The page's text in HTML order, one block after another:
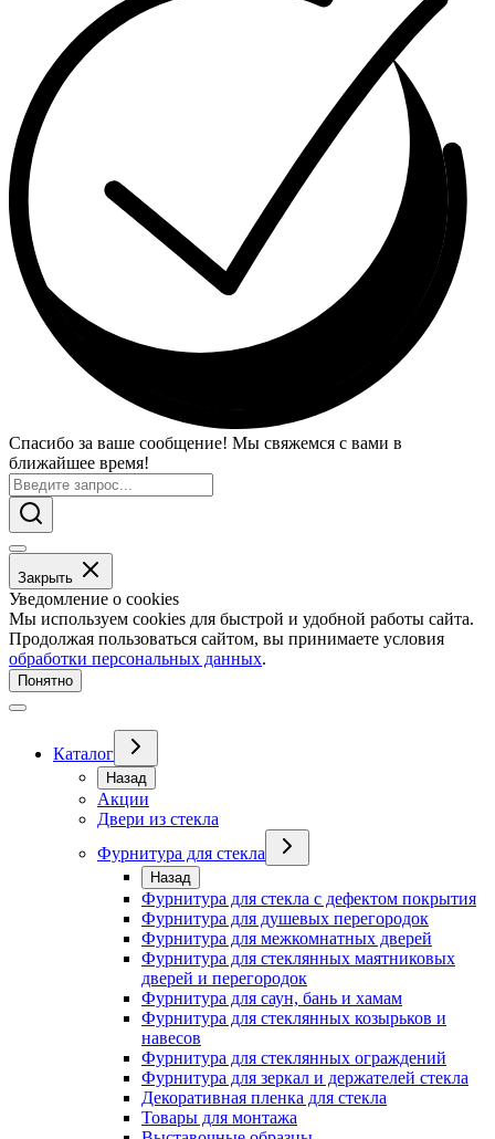
Спасибо за ваше сообщение! Мы свяжемся с вами в
ближайшее время!
Закрыть
Уведомление о cookies
Мы используем cookies для быстрой и удобной работы сайта.
Продолжая пользоваться сайтом, вы принимаете условия
обработки персональных данных.
Понятно
Каталог
Назад
Акции
Двери из стекла
Фурнитура для стекла
Назад
Фурнитура для стекла с дефектом покрытия
Фурнитура для душевых перегородок
Фурнитура для межкомнатных дверей
Фурнитура для стеклянных маятниковых
дверей и перегородок
Фурнитура для саун, бань и хамам
Фурнитура для стеклянных козырьков и
навесов
Фурнитура для стеклянных ограждений
Фурнитура для зеркал и держателей стекла
Декоративная пленка для стекла
Товары для монтажа